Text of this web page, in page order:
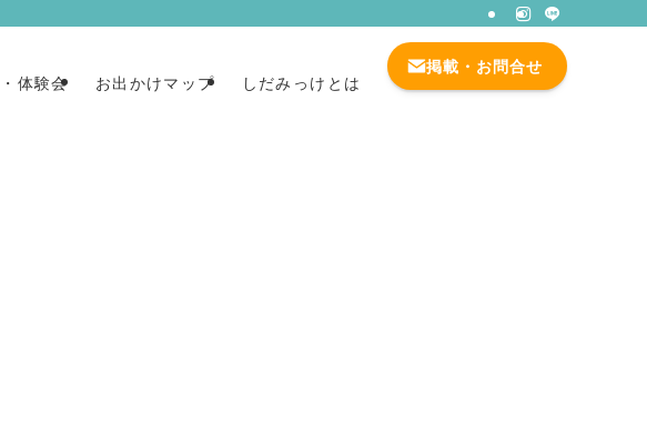
体験会 お出かけマップ しだみっけとは
掲載・お問合せ